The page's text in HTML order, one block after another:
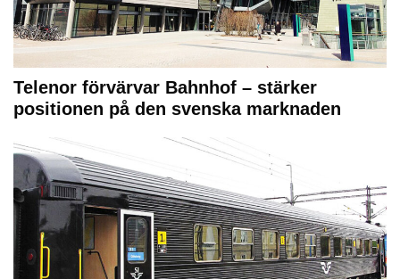
Telenor förvärvar Bahnhof – stärker
positionen på den svenska marknaden